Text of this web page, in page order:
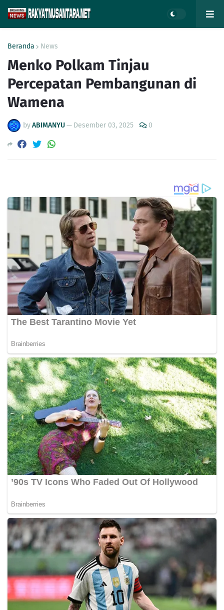
Beranda News
Menko Polkam Tinjau
Percepatan Pembangunan di
Wamena
byABIMANYU— Desember 03, 2025 0